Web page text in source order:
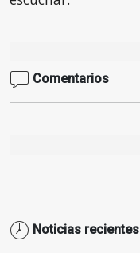
Comentarios
Noticias recientes